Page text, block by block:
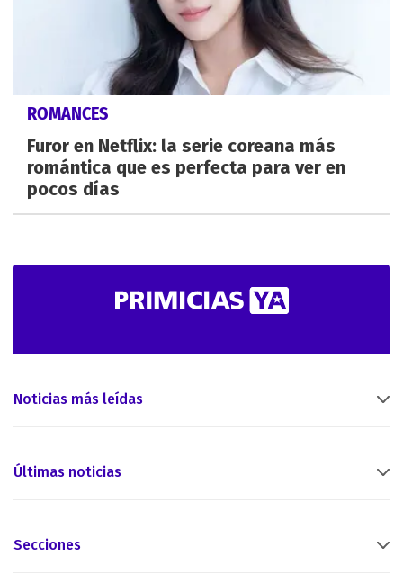
ROMANCES
Furor en Netflix: la serie coreana más
romántica que es perfecta para ver en
pocos días
Noticias más leídas
Últimas noticias
Secciones